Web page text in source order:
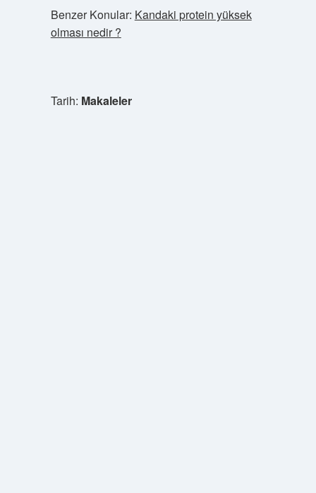
Benzer Konular: Kandaki protein yüksek
olması nedir ?
Tarih: Makaleler